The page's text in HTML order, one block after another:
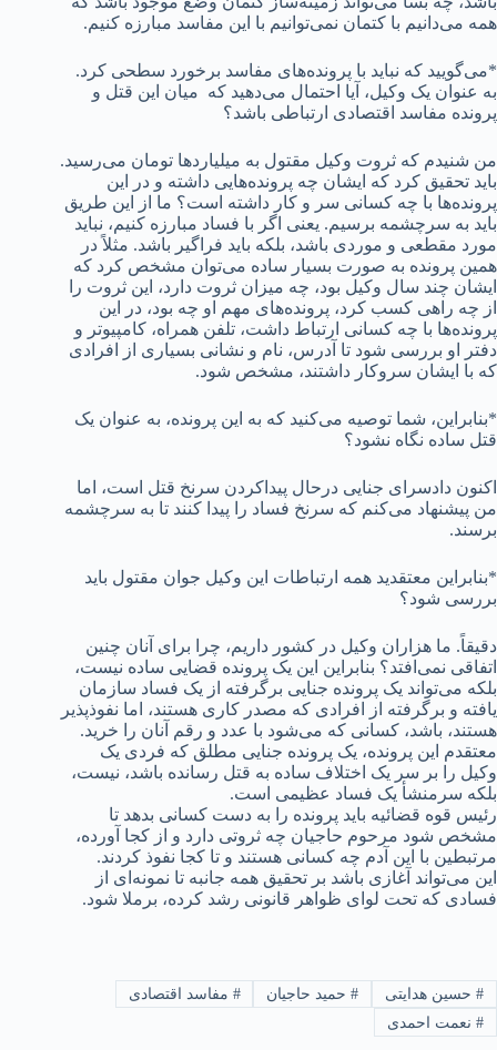
همه می‌دانیم با کتمان نمی‌توانیم با این مفاسد مبارزه کنیم.
*می‌گویید که نباید با پرونده‌های مفاسد برخورد سطحی کرد.
به عنوان یک وکیل، آیا احتمال می‌دهید که میان این قتل و
پرونده مفاسد اقتصادی ارتباطی باشد؟
من شنیدم که ثروت وکیل مقتول به میلیاردها تومان می‌رسید.
باید تحقیق کرد که ایشان چه پرونده‌هایی داشته و در این
پرونده‌ها با چه کسانی سر و کار داشته است؟ ما از این طریق
باید به سرچشمه برسیم. یعنی اگر با فساد مبارزه کنیم، نباید
مورد مقطعی و موردی باشد، بلکه باید فراگیر باشد. مثلاً در
همین پرونده به صورت بسیار ساده می‌توان مشخص کرد که
ایشان چند سال وکیل بود، چه میزان ثروت دارد، این ثروت را
از چه راهی کسب کرد، پرونده‌های مهم او چه بود، در این
پرونده‌ها با چه کسانی ارتباط داشت، تلفن همراه، کامپیوتر و
دفتر او بررسی شود تا آدرس، نام و نشانی بسیاری از افرادی
که با ایشان سروکار داشتند، مشخص شود.
*بنابراین، شما توصیه می‌کنید که به این پرونده، به عنوان یک
قتل ساده نگاه نشود؟
اکنون دادسرای جنایی درحال پیداکردن سرنخ قتل است، اما
من پیشنهاد می‌کنم که سرنخ فساد را پیدا کنند تا به سرچشمه
برسند.
*بنابراین معتقدید همه ارتباطات این وکیل جوان مقتول باید
بررسی شود؟
دقیقاً. ما هزاران وکیل در کشور داریم، چرا برای آنان چنین
اتفاقی نمی‌افتد؟ بنابراین این یک پرونده قضایی ساده نیست،
بلکه می‌تواند یک پرونده جنایی برگرفته از یک فساد سازمان
یافته و برگرفته از افرادی که مصدر کاری هستند، اما نفوذپذیر
هستند، باشد، کسانی که می‌شود با عدد و رقم آنان را خرید.
معتقدم این پرونده، یک پرونده جنایی مطلق که فردی یک
وکیل را بر سر یک اختلاف ساده به قتل رسانده باشد، نیست،
بلکه سرمنشأ یک فساد عظیمی است.
رئیس قوه قضائیه باید پرونده را به دست کسانی بدهد تا
مشخص شود مرحوم حاجیان چه ثروتی دارد و از کجا آورده،
مرتبطین با این آدم چه کسانی هستند و تا کجا نفوذ کردند.
این می‌تواند آغازی باشد بر تحقیق همه جانبه تا نمونه‌ای از
فسادی که تحت لوای ظواهر قانونی رشد کرده، برملا شود.
#حسین هدایتی #حمید حاجیان # مفاسد اقتصادی
#نعمت احمدی